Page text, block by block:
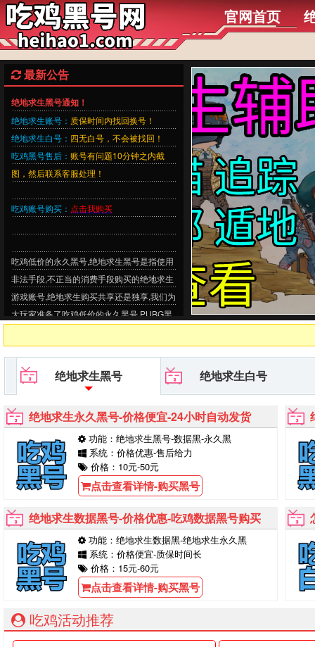
官网首页
最新公告
绝地求生黑号通知！
绝地求生账号： 质保时间内找回换号！
绝地求生白号： 四无白号，不会被找回！
吃鸡黑号售后： 账号有问题10分钟之内截
图，然后联系客服处理！
吃鸡账号购买： 点击我购买
吃鸡低价的永久黑号,绝地求生黑号是指使用
非法手段,不正当的消费手段购买的绝地求生
游戏账号,绝地求生购买共享还是独享,我们为
大玩家准备了吃鸡低价的永久黑号,PUBG黑
绝地求生黑号 绝地求生白号
绝地求生永久黑号-价格便宜-24小时自动发货
功能：绝地求生黑号-数据黑-永久黑
系统：价格优惠-售后给力
价格：10元-50元
点击查看详情-购买黑号
绝地求生数据黑号-价格优惠-吃鸡数据黑号购买
功能：绝地求生数据黑-绝地求生永久黑
系统：价格便宜-质保时间长
价格：15元-60元
点击查看详情-购买黑号
吃鸡活动推荐